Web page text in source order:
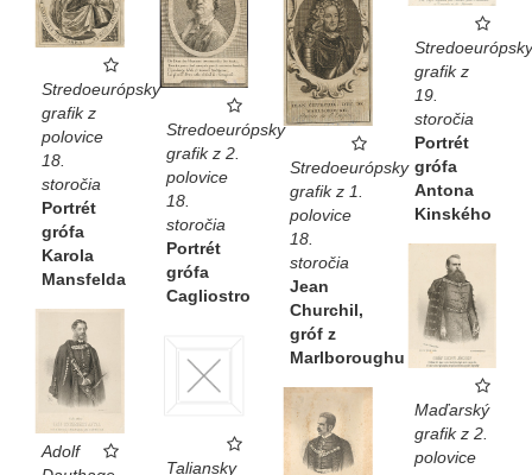
Stredoeurópsky
grafik z
19.
storočia
Portrét
grófa
Antona
Kinského
Stredoeurópsky
grafik z
polovice
18.
storočia
Portrét
grófa
Karola
Mansfelda
Stredoeurópsky
grafik z 2.
polovice
18.
storočia
Portrét
grófa
Cagliostro
Stredoeurópsky
grafik z 1.
polovice
18.
storočia
Jean
Churchil,
gróf z
Marlboroughu
Maďarský
grafik z 2.
polovice
Adolf
Taliansky